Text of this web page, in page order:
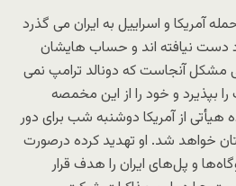
از 40 روز از حمله آمریکا و اسراییل به ایران می گذرد
دست نیافته اند و حساب هایشان
مشکل آنجاست که دونالد ترامپ نمی
بپذیرد و خود را از این مخمصه
هیأتی از آمریکا دوشنبه شب برای دور
خواهد شد. او تهدید کرده درصورت
و پل‌های ایران را هدف قرار